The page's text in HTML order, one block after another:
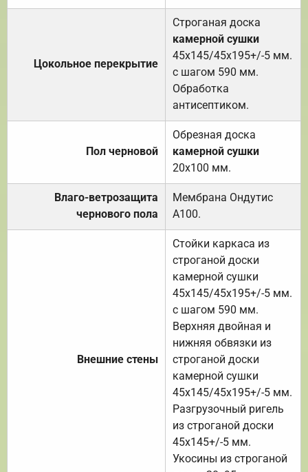
Цокольное перекрытие
Строганая доска
камерной сушки
45х145/45х195+/-5 мм.
с шагом 590 мм.
Обработка
антисептиком.
Пол черновой
Обрезная доска
камерной сушки
20х100 мм.
Влаго-ветрозащита
чернового пола
Мембрана Ондутис
А100.
Внешние стены
Стойки каркаса из
строганой доски
камерной сушки
45х145/45х195+/-5 мм.
с шагом 590 мм.
Верхняя двойная и
нижняя обвязки из
строганой доски
камерной сушки
45х145/45х195+/-5 мм.
Разгрузочный ригель
из строганой доски
45х145+/-5 мм.
Укосины из строганой